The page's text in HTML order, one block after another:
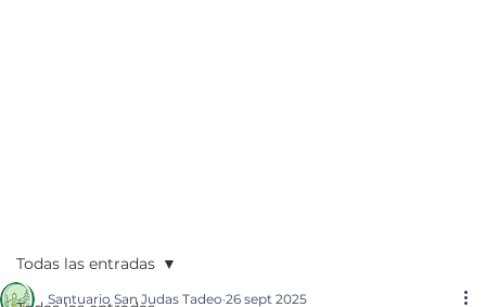
Todas las entradas
Santuario San Judas Tadeo 26 sept 2025